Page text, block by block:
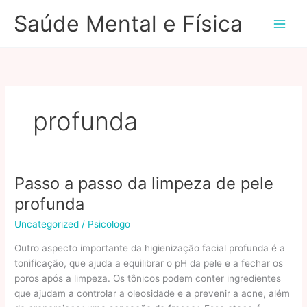
paraSaúde Mental e Física
profunda
Passo a passo da limpeza de pele
profunda
Uncategorized / Psicologo
Outro aspecto importante da higienização facial profunda é a
tonificação, que ajuda a equilibrar o pH da pele e a fechar os
poros após a limpeza. Os tônicos podem conter ingredientes
que ajudam a controlar a oleosidade e a prevenir a acne, além